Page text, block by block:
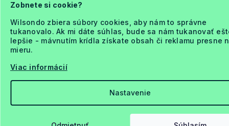
Zobnete si cookie?
Wilsondo zbiera súbory cookies, aby nám to správne
tukanovalo. Ak mi dáte súhlas, bude sa nám tukanovať
lepšie - mávnutím krídla získate obsah či reklamu presne
mieru.
Viac informácií
Nastavenie